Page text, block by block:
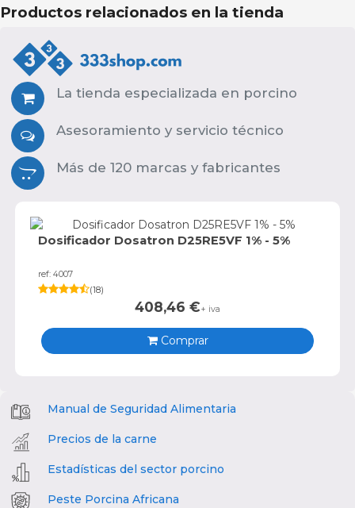
Productos relacionados en la tienda
La tienda especializada en porcino
Asesoramiento y servicio técnico
Más de 120 marcas y fabricantes
Dosificador Dosatron D25RE5VF 1% - 5%
ref: 4007
(18)
408,46 €+ iva
Comprar
Manual de Seguridad Alimentaria
Precios de la carne
Estadísticas del sector porcino
Peste Porcina Africana